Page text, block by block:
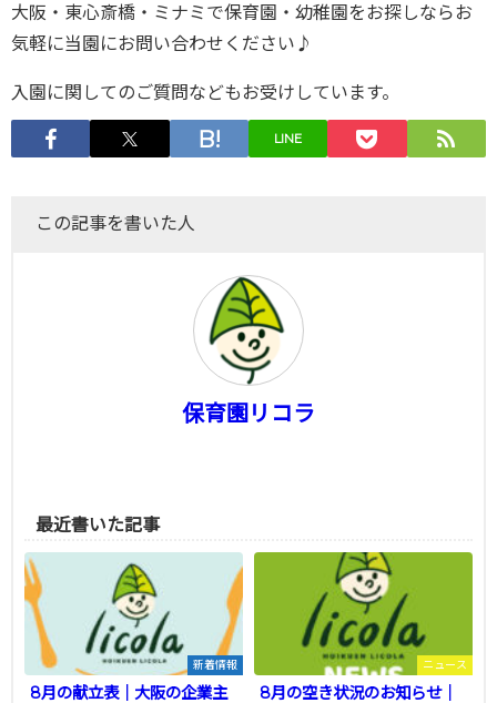
大阪・東心斎橋・ミナミで保育園・幼稚園をお探しならお
気軽に当園にお問い合わせください♪
入園に関してのご質問などもお受けしています。
LINE
この記事を書いた人
保育園リコラ
最近書いた記事
新着情報
8月の献立表｜大阪の企業主
ニュース
8月の空き状況のお知らせ｜